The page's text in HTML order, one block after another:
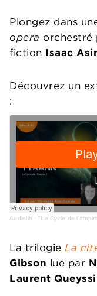
Plongez dans
opera orchestré
fiction Isaac
Découvrez un
:
Audiolib · "Le Cycle de l'empire,
La trilogieLa
Gibson lue par
Laurent